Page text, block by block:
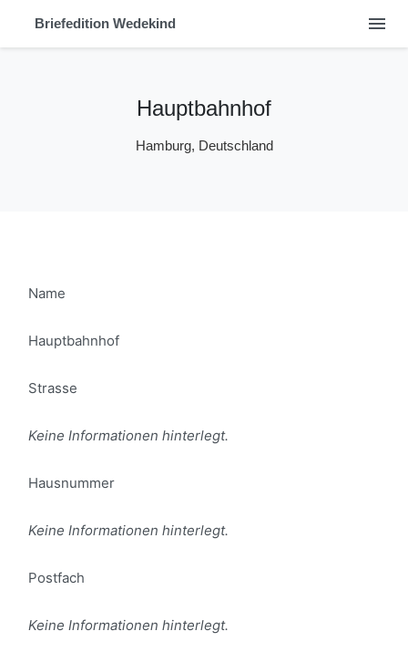
Briefedition Wedekind menu
Hauptbahnhof
Hamburg, Deutschland
Name
Hauptbahnhof
Strasse
Keine Informationen hinterlegt.
Hausnummer
Keine Informationen hinterlegt.
Postfach
Keine Informationen hinterlegt.